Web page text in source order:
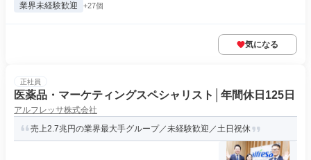
業界未経験歓迎 +27個
気になる
正社員
医薬品・マーケティングスペシャリスト│年間休日125日
アルフレッサ株式会社
売上2.7兆円の業界最大手グループ／未経験歓迎／土日祝休